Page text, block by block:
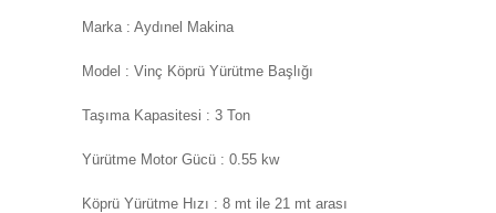
Marka : Aydınel Makina
Model : Vinç Köprü Yürütme Başlığı
Taşıma Kapasitesi : 3 Ton
Yürütme Motor Gücü : 0.55 kw
Köprü Yürütme Hızı : 8 mt ile 21 mt arası